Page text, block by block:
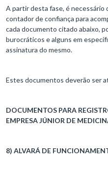
A partir desta fase, é necessário
contador de confiança para
cada documento citado abaixo,
burocráticos e alguns em
assinatura do mesmo.
Estes documentos deverão ser
DOCUMENTOS PARA
EMPRESA JÚNIOR DE
8) ALVARÁ DE